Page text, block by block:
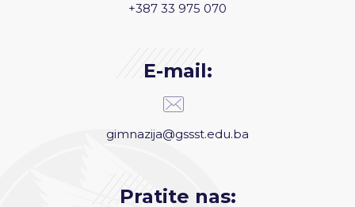
+387 33 975 070
E-mail:
gimnazija@gssst.edu.ba
Pratite nas: